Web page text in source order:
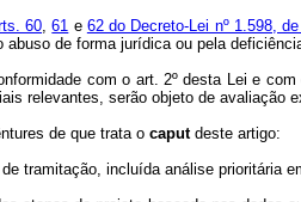
60,61 e 62 do Decreto-Lei nº 1.598,
de forma jurídica ou pela
com o art. 2º desta Lei e
relevantes, serão objeto de
de que trata o caputdeste artigo:
de tramitação, incluída análise